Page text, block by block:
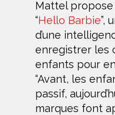
Mattel
“Hello Barbie”,
d’une
enregistrer les
enfants pour
“Avant, les
passif,
marques font